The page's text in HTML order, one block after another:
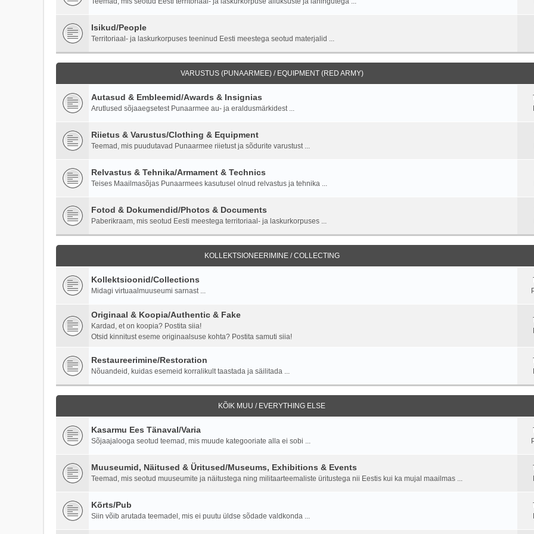
Isikud/People
Territoriaal- ja laskurkorpuses teeninud Eesti meestega seotud materjalid ...
VARUSTUS (PUNAARMEE) / EQUIPMENT (RED ARMY)
Autasud & Embleemid/Awards & Insignias
Arutlused sõjaaegsetest Punaarmee au- ja eraldusmärkidest ...
Riietus & Varustus/Clothing & Equipment
Teemad, mis puudutavad Punaarmee riietust ja sõdurite varustust ...
Relvastus & Tehnika/Armament & Technics
Teises Maailmasõjas Punaarmees kasutusel olnud relvastus ja tehnika ...
Fotod & Dokumendid/Photos & Documents
Paberikraam, mis seotud Eesti meestega territoriaal- ja laskurkorpuses ...
KOLLEKTSIONEERIMINE / COLLECTING
Kollektsioonid/Collections
Midagi virtuaalmuuseumi sarnast ...
Originaal & Koopia/Authentic & Fake
Kardad, et on koopia? Postita siia!
Otsid kinnitust eseme originaalsuse kohta? Postita samuti siia!
Restaureerimine/Restoration
Nõuandeid, kuidas esemeid korralikult taastada ja säilitada ...
KÕIK MUU / EVERYTHING ELSE
Kasarmu Ees Tänaval/Varia
Sõjaajalooga seotud teemad, mis muude kategooriate alla ei sobi ...
Muuseumid, Näitused & Üritused/Museums, Exhibitions & Events
Teemad, mis seotud muuseumite ja näitustega ning militaarteemaliste üritustega nii Eestis kui ka mujal maailmas ...
Kõrts/Pub
Siin võib arutada teemadel, mis ei puutu üldse sõdade valdkonda ...